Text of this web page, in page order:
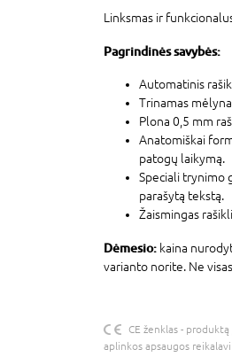
Linksmas ir
Pagrindinės savybės:
Automatinis
Trinamas
Plona 0,5 mm
Anatomiškai
patogų laikymą.
Speciali trynimo
parašytą tekstą.
Žaismingas
Dėmesio: kaina
varianto norite. Ne
CE ženklas -
aplinkos apsaugos